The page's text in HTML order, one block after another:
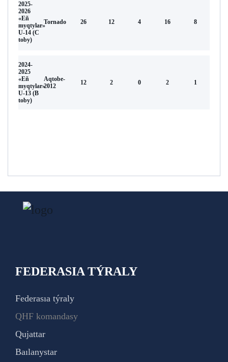
2025-
2026
«Eñ
myqtylar»
U-14 (С
toby)
Tornado 26 12 4 16 8
2024-
2025
«Eñ
myqtylar»
U-13 (В
toby)
Aqtobe-
2012
12 2 0 2 1
FEDERASIA TÝRALY
Federasıa týraly
QHF komandasy
Qujattar
Baılanystar